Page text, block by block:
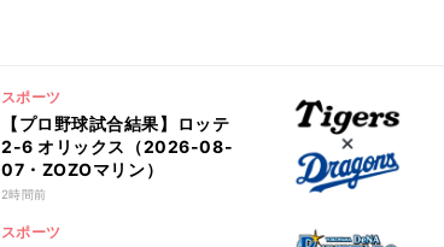
スポーツ
【プロ野球試合結果】ロッテ
2-6 オリックス（2026-08-
07・ZOZOマリン）
2時間前
スポーツ